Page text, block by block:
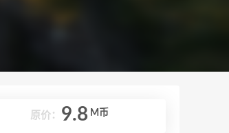
原价： 9.8 M币